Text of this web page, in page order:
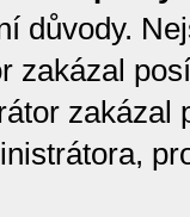
důvody.
zakázal
zakázal